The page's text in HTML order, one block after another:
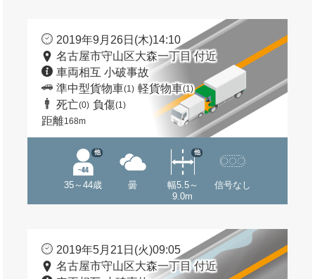
2019年9月26日(木)14:10
名古屋市守山区大森一丁目 付近
車両相互 小破事故
準中型貨物車(1) 軽貨物車(1)
死亡(0) 負傷(1)
距離168m
35～44歳
他
曇
幅5.5～
9.0m
他
信号なし
2019年5月21日(火)09:05
名古屋市守山区大森一丁目 付近